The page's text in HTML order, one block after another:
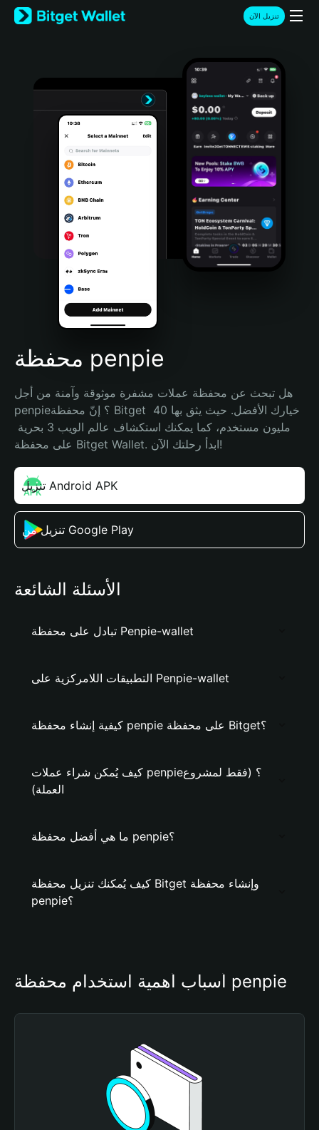
English
日本語
Türkçe
Português (Portugal)
Bahasa Indonesia
Português (Brasil)
Español (Argentina)
تنزيل الآن
محفظة penpie
هل تبحث عن محفظة عملات مشفرة موثوقة وآمنة من أجل
penpie؟ إنّ محفظة Bitget خيارك الأفضل. حيث يثق بها 40
على محفظة Bitget Wallet. ابدأ رحلتك الآن!
تنزيل Android APK
تنزيل من Google Play
الأسئلة الشائعة
تبادل على محفظة Penpie-wallet
التطبيقات اللامركزية على Penpie-wallet
كيفية إنشاء محفظة penpie على محفظة Bitget؟
كيف يُمكن شراء عملات penpie؟ (فقط لمشروع
العملة)
ما هي أفضل محفظة penpie؟
كيف يُمكنك تنزيل محفظة Bitget وإنشاء محفظة
penpie؟
أسباب أهمية استخدام محفظة penpie